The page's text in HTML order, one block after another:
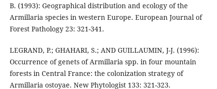
B. (1993): Geographical distribution and ecology of the
Armillaria species in western Europe. European Journal of
Forest Pathology 23: 321-341.
LEGRAND, P.; GHAHARI, S.; AND GUILLAUMIN, J-J. (1996):
Occurrence of genets of Armillaria spp. in four mountain
forests in Central France: the colonization strategy of
Armillaria ostoyae. New Phytologist 133: 321-323.